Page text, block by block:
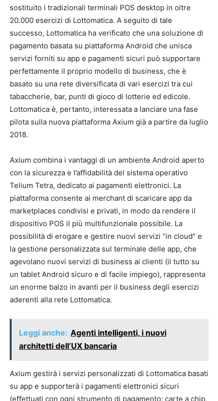
sostituito i tradizionali terminali POS desktop in oltre
20.000 esercizi di Lottomatica. A seguito di tale
successo, Lottomatica ha verificato che una soluzione di
pagamento basata su piattaforma Android che unisca
servizi forniti su app e pagamenti sicuri può supportare
perfettamente il proprio modello di business, che è
basato su una rete diversificata di vari esercizi tra cui
tabaccherie, bar, punti di gioco di lotterie ed edicole.
Lottomatica è, pertanto, interessata a lanciare una fase
pilota sulla nuova piattaforma Axium già a partire da luglio
2018.
Axium combina i vantaggi di un ambiente Android aperto
con la sicurezza e l’affidabilità del sistema operativo
Telium Tetra, dedicato ai pagamenti elettronici. La
piattaforma consente ai merchant di scaricare app da
marketplaces condivisi e privati, in modo da rendere il
dispositivo POS il più multifunzionale possibile. La
possibilità di erogare e gestire nuovi servizi “in cloud” e
la gestione personalizzata sul terminale delle app, che
agevolano nuovi servizi di business ai clienti (il tutto su
un tablet Android sicuro e di facile impiego), rappresenta
un enorme balzo in avanti per il business degli esercizi
aderenti alla rete Lottomatica.
Leggi anche: Agenti intelligenti, i nuovi
architetti dell’UX bancaria
Axium gestirà i servizi personalizzati di Lottomatica basati
su app e supporterà i pagamenti elettronici sicuri
(effettuati con ogni strumento di pagamento: carte a chip,